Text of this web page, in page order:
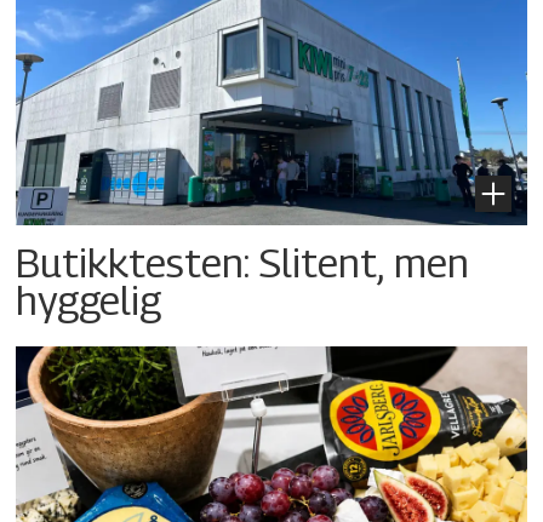
Butikktesten: Slitent, men
hyggelig